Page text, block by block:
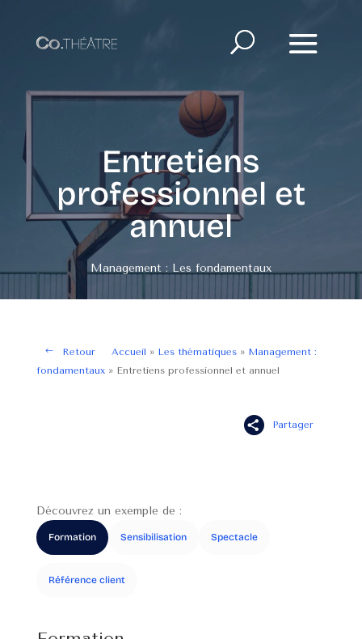
Entretiens
professionnel et
annuel
Management : Les fondamentaux
Retour Accueil » Les thématiques» Management :
fondamentaux» Entretiens professionnel et annuel
Partager
Découvrez un exemple de :
Formation Sensibilisation Spectacle
Référence client